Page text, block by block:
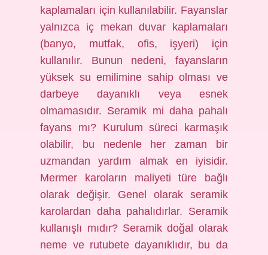
kaplamaları için kullanılabilir. Fayanslar
yalnızca iç mekan duvar kaplamaları
(banyo, mutfak, ofis, işyeri) için
kullanılır. Bunun nedeni, fayansların
yüksek su emilimine sahip olması ve
darbeye dayanıklı veya esnek
olmamasıdır. Seramik mi daha pahalı
fayans mı? Kurulum süreci karmaşık
olabilir, bu nedenle her zaman bir
uzmandan yardım almak en iyisidir.
Mermer karoların maliyeti türe bağlı
olarak değişir. Genel olarak seramik
karolardan daha pahalıdırlar. Seramik
kullanışlı mıdır? Seramik doğal olarak
neme ve rutubete dayanıklıdır, bu da